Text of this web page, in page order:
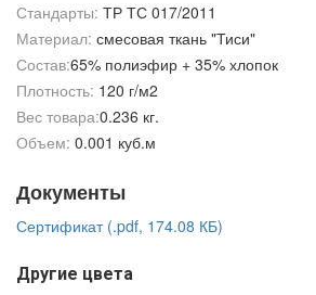
Стандарты: ТР ТС 017/2011
Материал: смесовая ткань "Тиси"
Состав:65% полиэфир + 35% хлопок
Плотность: 120 г/м2
Вес товара:0.236 кг.
Объем: 0.001 куб.м
Документы
Сертификат (.pdf, 174.08 КБ)
Другие цвета